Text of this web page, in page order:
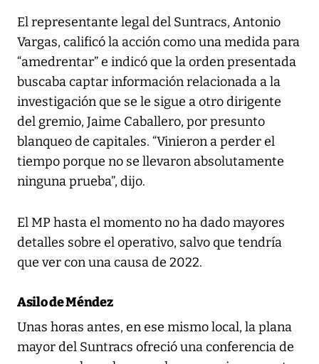
El representante legal del Suntracs, Antonio
Vargas, calificó la acción como una medida para
“amedrentar” e indicó que la orden presentada
buscaba captar información relacionada a la
investigación que se le sigue a otro dirigente
del gremio, Jaime Caballero, por presunto
blanqueo de capitales. “Vinieron a perder el
tiempo porque no se llevaron absolutamente
ninguna prueba”, dijo.
El MP hasta el momento no ha dado mayores
detalles sobre el operativo, salvo que tendría
que ver con una causa de 2022.
Asilo de Méndez
Unas horas antes, en ese mismo local, la plana
mayor del Suntracs ofreció una conferencia de